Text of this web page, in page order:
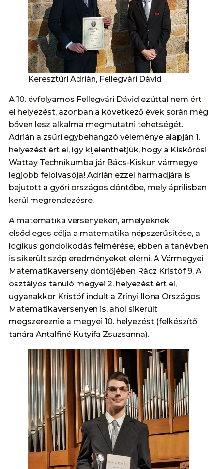
Keresztúri Adrián, Fellegvári Dávid
A 10. évfolyamos Fellegvári Dávid ezúttal nem ért
el helyezést, azonban a következő évek során még
bőven lesz alkalma megmutatni tehetségét.
Adrián a zsűri egybehangzó véleménye alapján 1.
helyezést ért el, így kijelenthetjük, hogy a Kiskőrösi
Wattay Technikumba jár Bács-Kiskun vármegye
legjobb felolvasója! Adrián ezzel harmadjára is
bejutott a győri országos döntőbe, mely áprilisban
kerül megrendezésre.
A matematika versenyeken, amelyeknek
elsődleges célja a matematika népszerűsítése, a
logikus gondolkodás felmérése, ebben a tanévben
is sikerült szép eredményeket elérni. A Vármegyei
Matematikaverseny döntőjében Rácz Kristóf 9. A
osztályos tanuló megyei 2. helyezést ért el,
ugyanakkor Kristóf indult a Zrínyi Ilona Országos
Matematikaversenyen is, ahol sikerült
megszereznie a megyei 10. helyezést (felkészítő
tanára Antalfiné Kutyifa Zsuzsanna).